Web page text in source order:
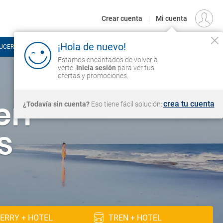
EUR
Crear cuenta | Mi cuenta
de nuevo!
encantados de volver a verte.Inicia
para ver tus ofertas y promociones.
CIRCUITOS
+ HOTEL TREN + HOTEL